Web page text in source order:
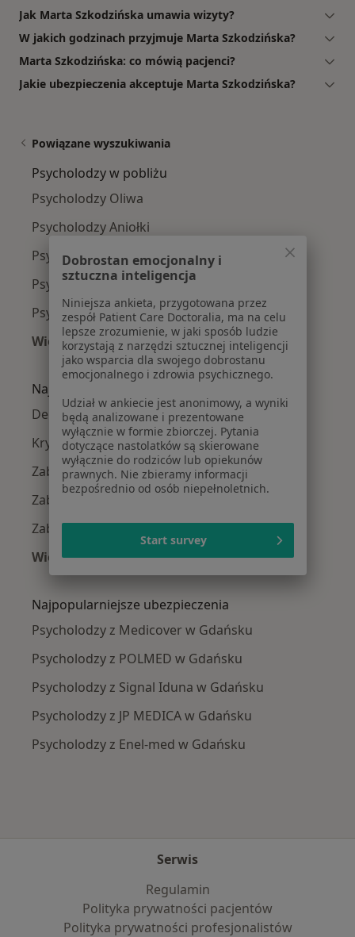
Jak Marta Szkodzińska umawia wizyty?
W jakich godzinach przyjmuje Marta Szkodzińska?
Marta Szkodzińska: co mówią pacjenci?
Jakie ubezpieczenia akceptuje Marta Szkodzińska?
Powiązane wyszukiwania
Psycholodzy w pobliżu
Psycholodzy Oliwa
Psycholodzy Aniołki
Psycholodzy Strzyża
Psycholodzy Osowa
Psycholodzy Letnica
Więcej (10)
Więcej w kategorii: Psycholodzy w pobliżu
Najczęście leczone choroby
Depresja w Gdańsku
Kryzys emocjonalny w Gdańsku
Zaburzenia emocjonalne w Gdańsku
Zaburzenia lękowe w Gdańsku
Zaburzenia nastroju w Gdańsku
Więcej (15)
Więcej w kategorii: Najczęście leczone
Najpopularniejsze ubezpieczenia
Psycholodzy z Medicover w Gdańsku
Psycholodzy z POLMED w Gdańsku
Psycholodzy z Signal Iduna w Gdańsku
Psycholodzy z JP MEDICA w Gdańsku
Psycholodzy z Enel-med w Gdańsku
Serwis
Regulamin
Polityka prywatności pacjentów
Polityka prywatności profesjonalistów
Dobrostan emocjonalny i
sztuczna inteligencja
Niniejsza ankieta, przygotowana przez
zespół Patient Care Doctoralia, ma na celu
lepsze zrozumienie, w jaki sposób ludzie
korzystają z narzędzi sztucznej inteligencji
jako wsparcia dla swojego dobrostanu
emocjonalnego i zdrowia psychicznego.
Udział w ankiecie jest anonimowy, a wyniki
będą analizowane i prezentowane
wyłącznie w formie zbiorczej. Pytania
dotyczące nastolatków są skierowane
wyłącznie do rodziców lub opiekunów
prawnych. Nie zbieramy informacji
bezpośrednio od osób niepełnoletnich.
Start survey